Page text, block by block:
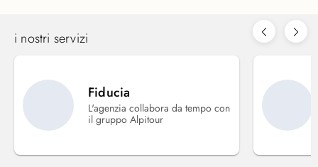
i nostri servizi
Fiducia
L'agenzia collabora da tempo con
il gruppo Alpitour